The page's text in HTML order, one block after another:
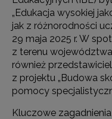
„Edukacja wysokiej
jak z różnorodności
29 maja 2025 r. W
z terenu
również
z projektu „Budowa
pomocy
Kluczowe